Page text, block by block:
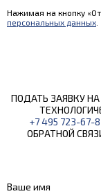
Нажимая на кнопку
персональных данных
ПОДАТЬ ЗАЯВКУ
+7 495 723-67-
ОБРАТНОЙ
Ваше имя